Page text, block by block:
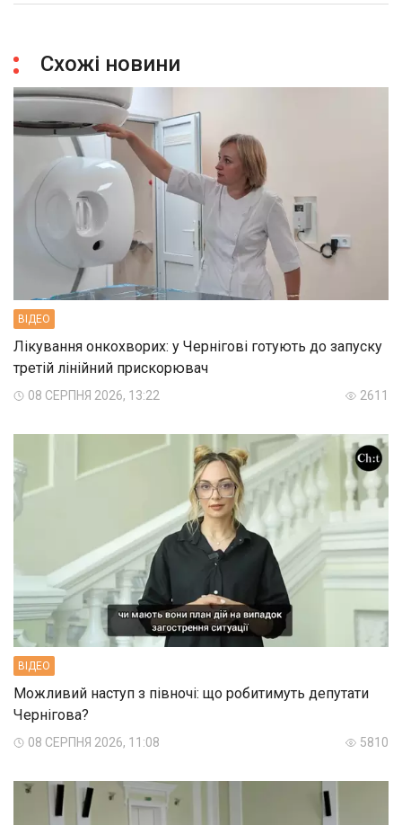
Схожі новини
ВIДЕО
Лікування онкохворих: у Чернігові готують до запуску
третій лінійний прискорювач
08 СЕРПНЯ 2026, 13:22 2611
ВIДЕО
Можливий наступ з півночі: що робитимуть депутати
Чернігова?
08 СЕРПНЯ 2026, 11:08 5810